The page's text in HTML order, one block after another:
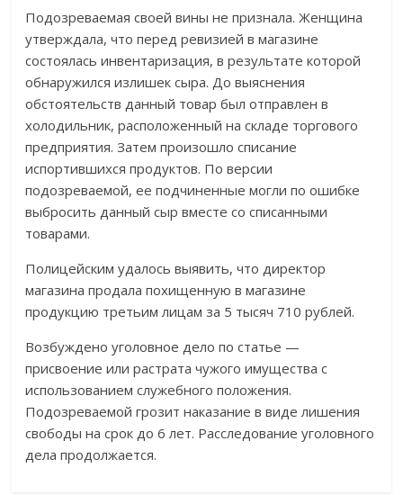
Подозреваемая своей вины не признала. Женщина
утверждала, что перед ревизией в магазине
состоялась инвентаризация, в результате которой
обнаружился излишек сыра. До выяснения
обстоятельств данный товар был отправлен в
холодильник, расположенный на складе торгового
предприятия. Затем произошло списание
испортившихся продуктов. По версии
подозреваемой, ее подчиненные могли по ошибке
выбросить данный сыр вместе со списанными
товарами.
Полицейским удалось выявить, что директор
магазина продала похищенную в магазине
продукцию третьим лицам за 5 тысяч 710 рублей.
Возбуждено уголовное дело по статье —
присвоение или растрата чужого имущества с
использованием служебного положения.
Подозреваемой грозит наказание в виде лишения
свободы на срок до 6 лет. Расследование уголовного
дела продолжается.